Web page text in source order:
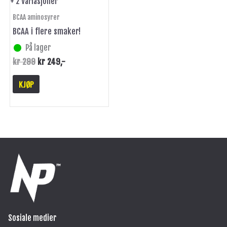
BCAA aminosyrer
BCAA i flere smaker!
På lager
kr299 kr 249,-
KJØP
Sosiale medier